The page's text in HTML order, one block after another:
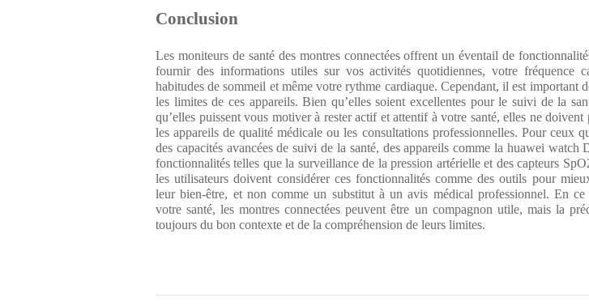
Conclusion
Les moniteurs de santé des montres connectées offrent un éventail de
fournir des informations utiles sur vos activités quotidiennes, votre fréquence
habitudes de sommeil et même votre rythme cardiaque. Cependant, il est important
les limites de ces appareils. Bien qu’elles soient excellentes pour le suivi de la
qu’elles puissent vous motiver à rester actif et attentif à votre santé, elles ne doivent
les appareils de qualité médicale ou les consultations professionnelles. Pour ceux
des capacités avancées de suivi de la santé, des appareils comme la huawei watch
fonctionnalités telles que la surveillance de la pression artérielle et des capteurs
les utilisateurs doivent considérer ces fonctionnalités comme des outils pour
leur bien-être, et non comme un substitut à un avis médical professionnel. En ce
votre santé, les montres connectées peuvent être un compagnon utile, mais la
toujours du bon contexte et de la compréhension de leurs limites.